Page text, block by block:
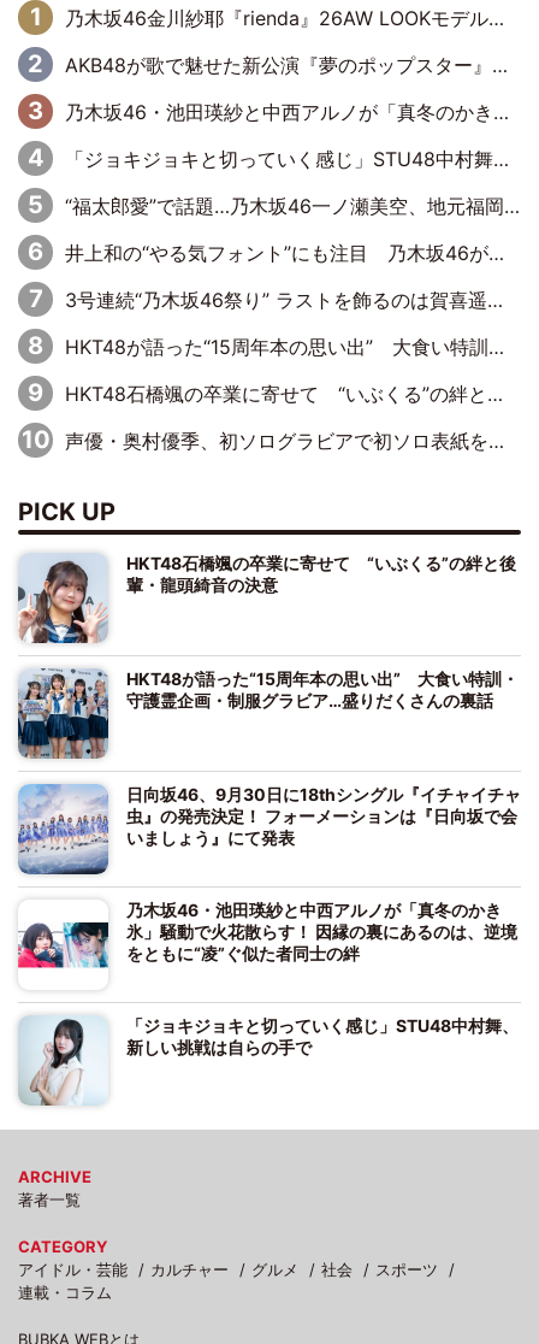
乃木坂46金川紗耶『rienda』26AW LOOKモデルに就任
AKB48が歌で魅せた新公演『夢のポップスター』 初日から全身全霊のステージ
乃木坂46・池田瑛紗と中西アルノが「真冬のかき氷」騒動で火花散らす！ 因縁の裏にあるのは、逆境をともに“凌”ぐ似た者同士の絆
「ジョキジョキと切っていく感じ」STU48中村舞、新しい挑戦は自らの手で
“福太郎愛”で話題…乃木坂46一ノ瀬美空、地元福岡『めんべい25周年トップサポーター』に就任
井上和の“やる気フォント”にも注目 乃木坂46が挑んだ書道パフォーマンスの舞台裏
3号連続“乃木坂46祭り” ラストを飾るのは賀喜遥香…5年ぶりの登場に「5年分大人になった私を見ていただけたら」
HKT48が語った“15周年本の思い出” 大食い特訓・守護霊企画・制服グラビア…盛りだくさんの裏話
HKT48石橋颯の卒業に寄せて “いぶくる”の絆と後輩・龍頭綺音の決意
声優・奥村優季、初ソログラビアで初ソロ表紙を飾る！ 初めて見せる表情や、声優を志したきっかけなどを語った必読のインタビューを掲載
PICK UP
HKT48石橋颯の卒業に寄せて “いぶくる”の絆と後
輩・龍頭綺音の決意
HKT48が語った“15周年本の思い出” 大食い特訓・
守護霊企画・制服グラビア…盛りだくさんの裏話
日向坂46、9月30日に18thシングル『イチャイチャ
虫』の発売決定！ フォーメーションは『日向坂で会
いましょう』にて発表
乃木坂46・池田瑛紗と中西アルノが「真冬のかき
氷」騒動で火花散らす！ 因縁の裏にあるのは、逆境
をともに“凌”ぐ似た者同士の絆
「ジョキジョキと切っていく感じ」STU48中村舞、
新しい挑戦は自らの手で
ARCHIVE
著者一覧
CATEGORY
アイドル・芸能
カルチャー グルメ 社会
スポーツ
連載・コラム
BUBKA WEBとは